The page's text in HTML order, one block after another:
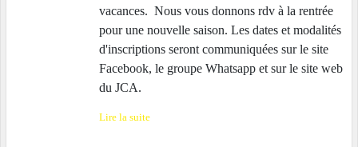
vacances. Nous vous donnons rdv à la rentrée
pour une nouvelle saison. Les dates et modalités
d'inscriptions seront communiquées sur le site
Facebook, le groupe Whatsapp et sur le site web
du JCA.
Lire la suite